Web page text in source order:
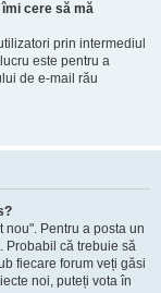
cere să mă
prin intermediul
este pentru a
de e-mail rău
nou". Pentru a posta un
Probabil că trebuie să
fiecare forum veți găsi
noi, puteți vota în